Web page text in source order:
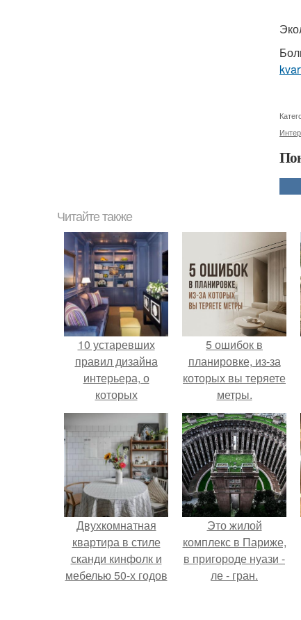
Читайте также
10 устаревших
правил дизайна
интерьера, о
которых
необходимо забыть
уже сегодня.
5 ошибок в
планировке, из-за
которых вы теряете
метры.
Двухкомнатная
квартира в стиле
сканди кинфолк и
мебелью 50-х годов
Это жилой
комплекс в Париже,
в пригороде нуази -
ле - гран.